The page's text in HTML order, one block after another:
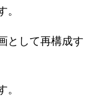
として再構成す